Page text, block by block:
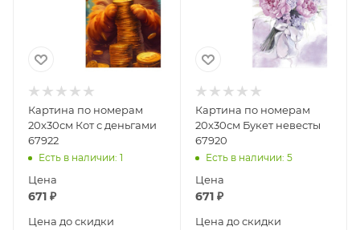
Картина по номерам
20х30см Кот с деньгами
67922
Есть в наличии: 1
Цена
671 ₽
Цена до скидки
Картина по номерам
20х30см Букет невесты
67920
Есть в наличии: 5
Цена
671₽
Цена до скидки